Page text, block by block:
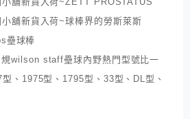
舖新貨入荷~球棒界的勞斯萊斯
壘球棒
規wilson staff壘球內野熱門型號比一
、1975型、1795型、33型、DL型、